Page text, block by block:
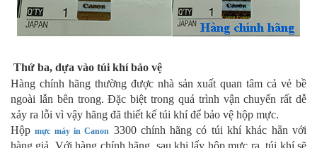
Thứ ba, dựa vào túi khí bảo vệ
Hàng chính hãng thường được nhà sản xuất quan tâm cả vẻ bề
ngoài lẫn bên trong. Đặc biệt trong quá trình vận chuyển rất dễ
xảy ra lỗi vì vậy hãng đã thiết kế túi khí để bảo vệ hộp mực.
Hộp mực máy in Canon 3300 chính hãng có túi khí khác hẳn với
hàng giả. Với hàng chính hãng, sau khi lấy hộp mực ra, túi khí sẽ